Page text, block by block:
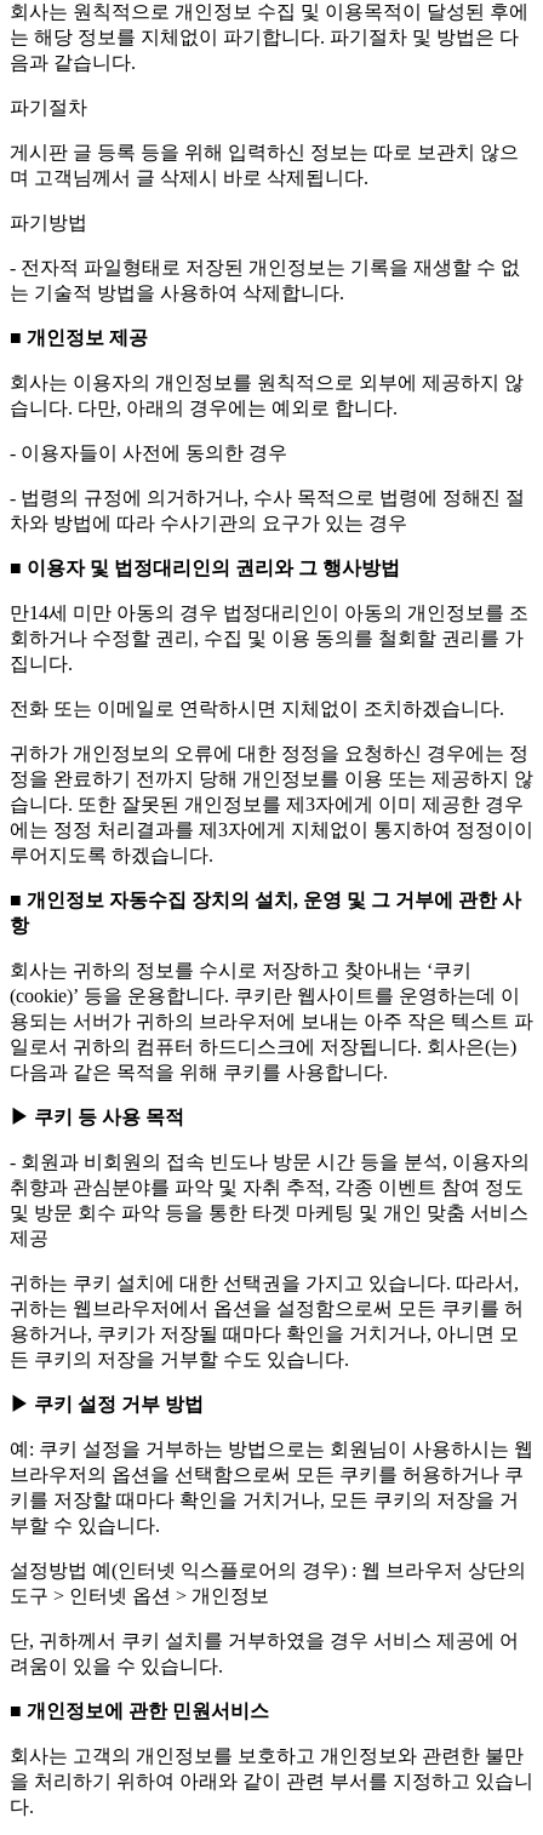
회사는 원칙적으로 개인정보 수집 및 이용목적이 달성된 후에
는 해당 정보를 지체없이 파기합니다. 파기절차 및 방법은 다
음과 같습니다.
파기절차
게시판 글 등록 등을 위해 입력하신 정보는 따로 보관치 않으
며 고객님께서 글 삭제시 바로 삭제됩니다.
파기방법
- 전자적 파일형태로 저장된 개인정보는 기록을 재생할 수 없
는 기술적 방법을 사용하여 삭제합니다.
■ 개인정보 제공
회사는 이용자의 개인정보를 원칙적으로 외부에 제공하지 않
습니다. 다만, 아래의 경우에는 예외로 합니다.
- 이용자들이 사전에 동의한 경우
- 법령의 규정에 의거하거나, 수사 목적으로 법령에 정해진 절
차와 방법에 따라 수사기관의 요구가 있는 경우
■ 이용자 및 법정대리인의 권리와 그 행사방법
만14세 미만 아동의 경우 법정대리인이 아동의 개인정보를 조
회하거나 수정할 권리, 수집 및 이용 동의를 철회할 권리를 가
집니다.
전화 또는 이메일로 연락하시면 지체없이 조치하겠습니다.
귀하가 개인정보의 오류에 대한 정정을 요청하신 경우에는 정
정을 완료하기 전까지 당해 개인정보를 이용 또는 제공하지 않
습니다. 또한 잘못된 개인정보를 제3자에게 이미 제공한 경우
에는 정정 처리결과를 제3자에게 지체없이 통지하여 정정이이
루어지도록 하겠습니다.
■ 개인정보 자동수집 장치의 설치, 운영 및 그 거부에 관한 사
항
회사는 귀하의 정보를 수시로 저장하고 찾아내는 ‘쿠키
(cookie)’ 등을 운용합니다. 쿠키란 웹사이트를 운영하는데 이
용되는 서버가 귀하의 브라우저에 보내는 아주 작은 텍스트 파
일로서 귀하의 컴퓨터 하드디스크에 저장됩니다. 회사은(는)
다음과 같은 목적을 위해 쿠키를 사용합니다.
▶ 쿠키 등 사용 목적
- 회원과 비회원의 접속 빈도나 방문 시간 등을 분석, 이용자의
취향과 관심분야를 파악 및 자취 추적, 각종 이벤트 참여 정도
및 방문 회수 파악 등을 통한 타겟 마케팅 및 개인 맞춤 서비스
제공
귀하는 쿠키 설치에 대한 선택권을 가지고 있습니다. 따라서,
귀하는 웹브라우저에서 옵션을 설정함으로써 모든 쿠키를 허
용하거나, 쿠키가 저장될 때마다 확인을 거치거나, 아니면 모
든 쿠키의 저장을 거부할 수도 있습니다.
▶ 쿠키 설정 거부 방법
예: 쿠키 설정을 거부하는 방법으로는 회원님이 사용하시는 웹
브라우저의 옵션을 선택함으로써 모든 쿠키를 허용하거나 쿠
키를 저장할 때마다 확인을 거치거나, 모든 쿠키의 저장을 거
부할 수 있습니다.
설정방법 예(인터넷 익스플로어의 경우) : 웹 브라우저 상단의
도구 > 인터넷 옵션 > 개인정보
단, 귀하께서 쿠키 설치를 거부하였을 경우 서비스 제공에 어
려움이 있을 수 있습니다.
■ 개인정보에 관한 민원서비스
회사는 고객의 개인정보를 보호하고 개인정보와 관련한 불만
을 처리하기 위하여 아래와 같이 관련 부서를 지정하고 있습니
다.